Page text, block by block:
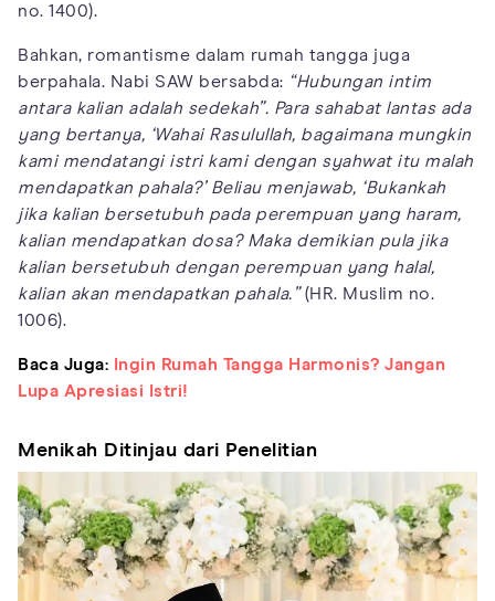
no. 1400).
Bahkan, romantisme dalam rumah tangga juga
berpahala. Nabi SAW bersabda: “Hubungan intim
antara kalian adalah sedekah”. Para sahabat lantas ada
yang bertanya, ‘Wahai Rasulullah, bagaimana mungkin
kami mendatangi istri kami dengan syahwat itu malah
mendapatkan pahala?’ Beliau menjawab, ‘Bukankah
jika kalian bersetubuh pada perempuan yang haram,
kalian mendapatkan dosa? Maka demikian pula jika
kalian bersetubuh dengan perempuan yang halal,
kalian akan mendapatkan pahala.”(HR. Muslim no.
1006).
Baca Juga:
Ingin Rumah Tangga Harmonis? Jangan
Lupa Apresiasi Istri!
Menikah Ditinjau dari Penelitian